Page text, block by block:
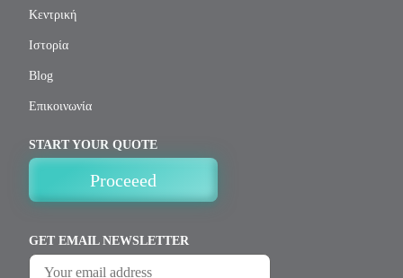
Κεντρική
Ιστορία
Blog
Επικοινωνία
START YOUR QUOTE
Proceeed
GET EMAIL NEWSLETTER